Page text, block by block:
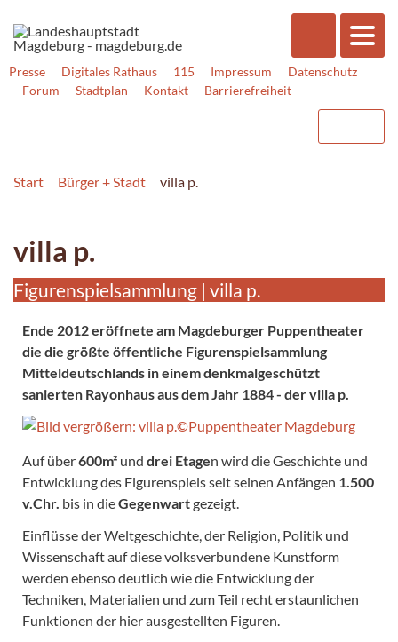
Presse Digitales Rathaus 115 Impressum
Datenschutz
Forum
Stadtplan Kontakt Barrierefreiheit
Start Bürger + Stadt villa p.
villa p.
Figurenspielsammlung | villa p.
Ende 2012 eröffnete am Magdeburger Puppentheater
die die größte öffentliche Figurenspielsammlung
Mitteldeutschlands in einem denkmalgeschützt
sanierten Rayonhaus aus dem Jahr 1884 - der villa p.
Auf über600m² und drei Etagen wird die Geschichte und
Entwicklung des Figurenspiels seit seinen Anfängen 1.500
v.Chr. bis in dieGegenwartgezeigt.
Einflüsse der Weltgeschichte, der Religion, Politik und
Wissenschaft auf diese volksverbundene Kunstform
werden ebenso deutlich wie die Entwicklung der
Techniken, Materialien und zum Teil recht erstaunlichen
Funktionen der hier ausgestellten Figuren.